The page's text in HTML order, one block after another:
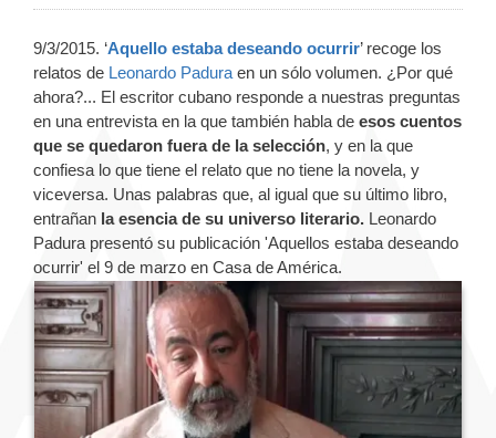
9/3/2015. ‘Aquello estaba deseando ocurrir’ recoge los
relatos de Leonardo Padura en un sólo volumen. ¿Por qué
ahora?... El escritor cubano responde a nuestras preguntas
en una entrevista en la que también habla de esos cuentos
que se quedaron fuera de la selección, y en la que
confiesa lo que tiene el relato que no tiene la novela, y
viceversa. Unas palabras que, al igual que su último libro,
entrañan la esencia de su universo literario. Leonardo
Padura presentó su publicación 'Aquellos estaba deseando
ocurrir' el 9 de marzo en Casa de América.